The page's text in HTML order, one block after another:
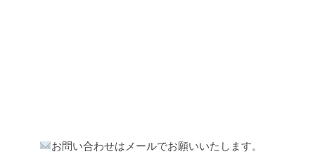
お問い合わせはメールでお願いいたします。